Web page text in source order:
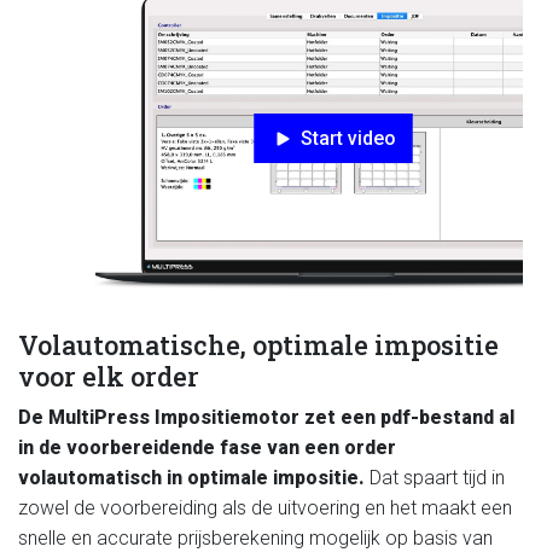
Volautomatische, optimale impositie
voor elk order
De MultiPress Impositiemotor zet een pdf-bestand al
in de voorbereidende fase van een order
volautomatisch in optimale impositie. Dat spaart tijd in
zowel de voorbereiding als de uitvoering en het maakt een
snelle en accurate prijsberekening mogelijk op basis van
Start video